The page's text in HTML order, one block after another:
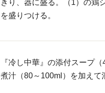
きり、器に盛る。（1）の鶏
を盛りつける。
『冷し中華』の添付スープ
煮汁（80～100ml）を加えて